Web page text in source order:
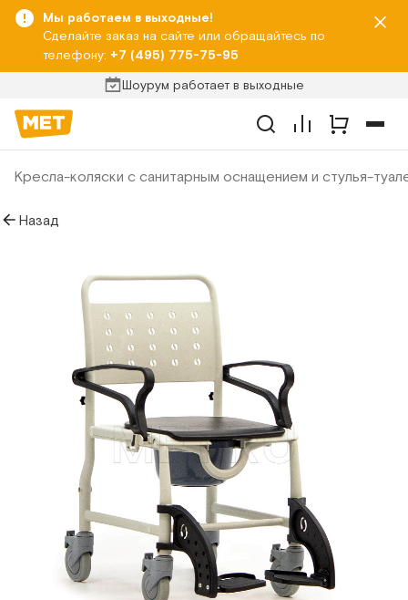
Мы работаем в выходные!
Сделайте заказ на сайте или обращайтесь по
телефону: +7 (495) 775-75-95
Шоурум работает в выходные
Кресла-коляски с санитарным оснащением и стулья-
Назад